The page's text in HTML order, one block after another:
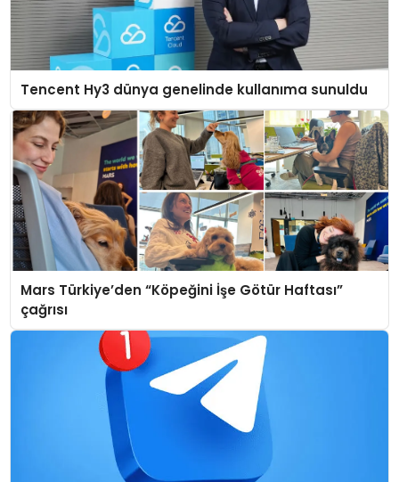
Tencent Hy3 dünya genelinde kullanıma sunuldu
Mars Türkiye’den “Köpeğini İşe Götür Haftası”
çağrısı